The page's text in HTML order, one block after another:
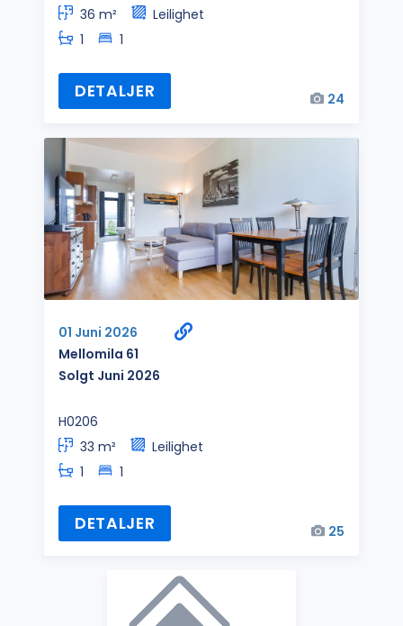
36 m²
Leilighet
1
1
DETALJER 24
01 Juni 2026
Mellomila 61
Solgt Juni 2026
H0206
33 m²
Leilighet
1
1
DETALJER 25